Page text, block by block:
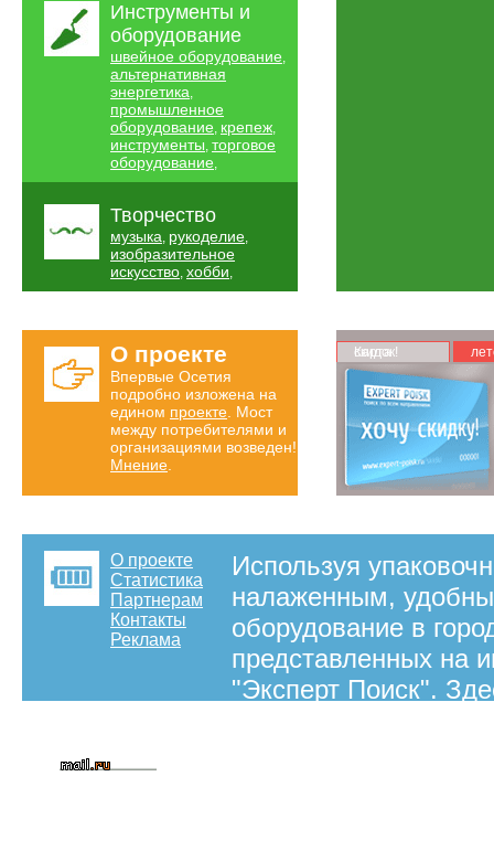
Инструменты и
оборудование
швейное оборудование,
альтернативная
энергетика,
промышленное
оборудование, крепеж,
инструменты, торговое
оборудование,
Творчество
музыка, рукоделие,
изобразительное
искусство, хобби,
О проекте
Впервые Осетия
подробно изложена на
едином проекте . Мост
между потребителями и
организациями возведен!
Мнение
Карта скидок!
О проекте
Статистика
Партнерам
Контакты
Реклама
Используя
налаженным,
оборудование в
представленных на
"Эксперт Поиск".